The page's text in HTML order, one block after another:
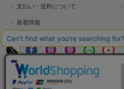
支払い・送料について
新着情報